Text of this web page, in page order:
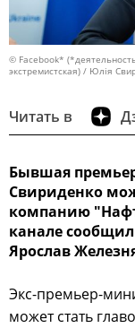
© Facebook*
экстремистская) / Юлія
Читать в
Бывшая
Свириденко
компанию
канале
Ярослав
Экс-премьер-
может стать